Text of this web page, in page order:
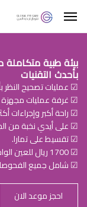
بيئة طبية
بأحدث التقنيات
☑ عمليات تصحيح النظر
☑ غرفة عمليات مجهزة
☑ راحة أكبر وإجراءات
☑ على أيدي نخبة من
☑ تقسيط على تمارا.
☑ 1700 ريال للعين الواحدة.
☑ شامل جميع
احجز موعد الان